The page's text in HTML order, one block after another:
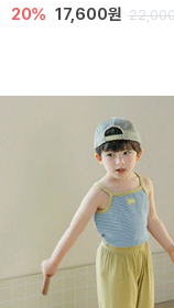
20% 17,600원